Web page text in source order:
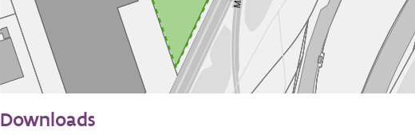
Informatie Vlaanderen
Downloads